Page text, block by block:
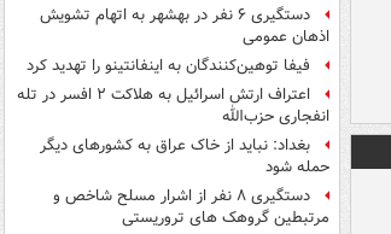
دستگیری ۶ نفر در بهشهر به اتهام تشویش
اذهان عمومی
فیفا توهین‌کنندگان به اینفانتینو را تهدید کرد
اعتراف ارتش اسرائیل به هلاکت ۲ افسر در تله
انفجاری حزب‌الله
بغداد: نباید از خاک عراق به کشورهای دیگر
حمله شود
دستگیری ۸ نفر از اشرار مسلح شاخص و
مرتبطین گروهک های تروریستی